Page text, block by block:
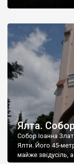
Ялта.
Собор Іоанна
Ялти. Його 45-
майже звідусіль,